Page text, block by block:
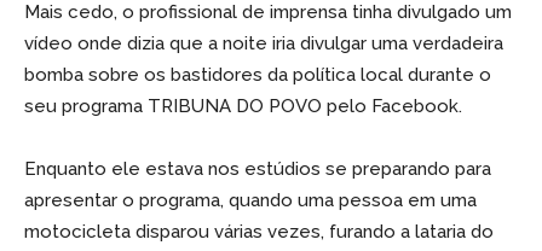
Mais cedo, o profissional de imprensa tinha divulgado um
vídeo onde dizia que a noite iria divulgar uma verdadeira
bomba sobre os bastidores da política local durante o
seu programa TRIBUNA DO POVO pelo Facebook.
Enquanto ele estava nos estúdios se preparando para
apresentar o programa, quando uma pessoa em uma
motocicleta disparou várias vezes, furando a lataria do